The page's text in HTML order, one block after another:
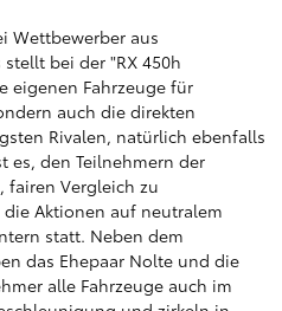
Wettbewerber aus
bei der "RX 450h
eigenen Fahrzeuge für
auch die direkten
Rivalen, natürlich ebenfalls
es, den Teilnehmern der
fairen Vergleich zu
Aktionen auf neutralem
statt. Neben dem
das Ehepaar Nolte und die
alle Fahrzeuge auch im